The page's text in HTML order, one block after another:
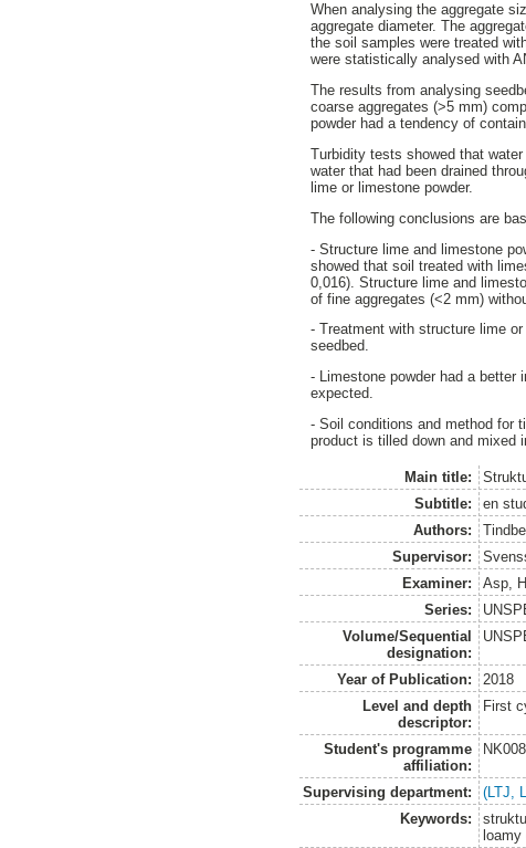
When analysing the aggregate
aggregate diameter. The
the soil samples were treated
were statistically analysed with
The results from analysing
coarse aggregates (>5 mm)
powder had a tendency of
Turbidity tests showed that
water that had been drained
lime or limestone powder.
The following conclusions are
- Structure lime and limestone
showed that soil treated with
0,016). Structure lime and
of fine aggregates (<2 mm)
- Treatment with structure lime
seedbed.
- Limestone powder had a
expected.
- Soil conditions and method for
product is tilled down and mixed
Main title:
Subtitle:
en
Authors:
Supervisor:
Examiner:
Asp,
Series:
Volume/Sequential
designation:
Year of Publication:
2018
Level and depth
descriptor:
First
Student's programme
affiliation:
Supervising department:
(LTJ,
Keywords:
loamy